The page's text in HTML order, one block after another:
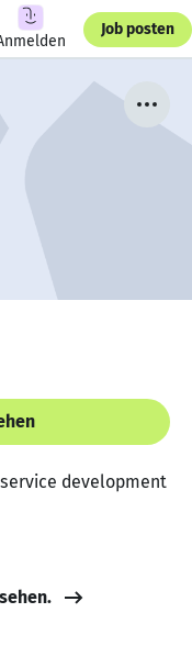
Job posten
development